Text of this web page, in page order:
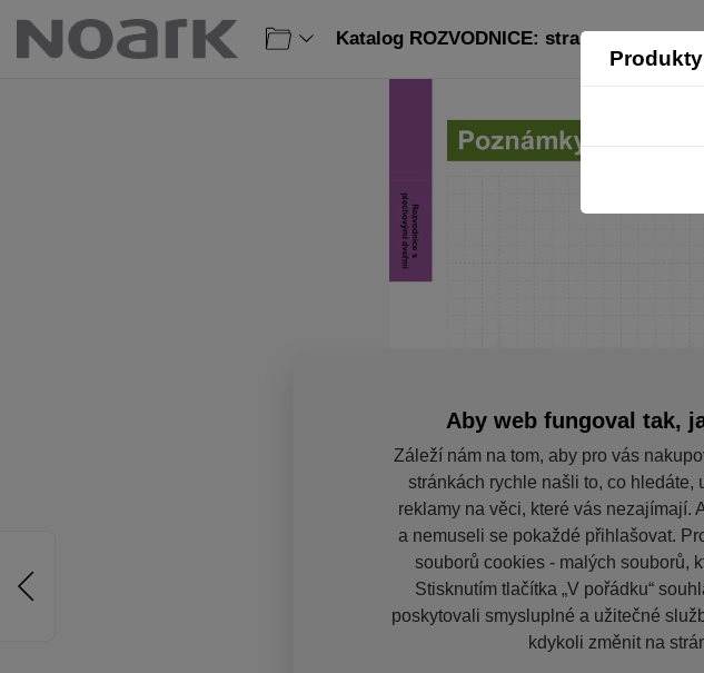
Katalog ROZVODNICE: strana 44
Aby web fungoval tak,
Záleží nám na tom, aby pro vás
stránkách rychle našli to, co
reklamy na věci, které vás nezajímají.
a nemuseli se pokaždé přihlašovat.
souborů cookies - malých souborů,
Stisknutím tlačítka „V pořádku“
poskytovali smysluplné a užitečné
kdykoli změnit na